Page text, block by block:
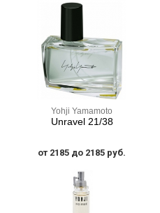
Yohji Yamamoto
Unravel 21/38
от 2185 до 2185 руб.